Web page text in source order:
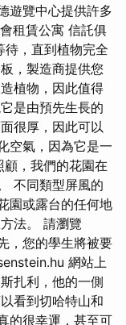
遊覽中心提供許多
租賃公寓 信託俱
，直到植物完全
，製造商提供您
植物，因此值得
是由預先生長的
很厚，因此可以
空氣，因為它是一
顧，我們的花園在
不同類型屏風的
園或露台的任何地
法。 請瀏覽
，您的學生將被要
網站上
扎利，他的一側
看到切哈特山和
的很幸運，甚至可